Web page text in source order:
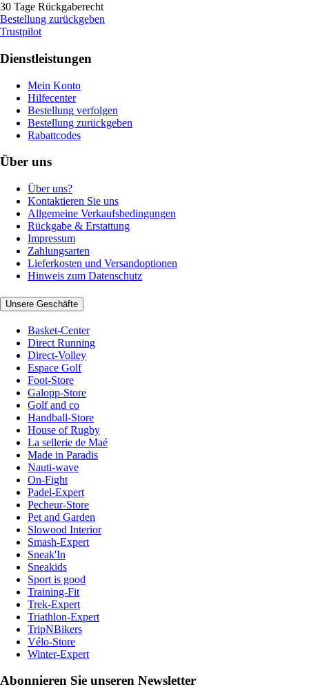
30 Tage Rückgaberecht
Bestellung zurückgeben
Trustpilot
Dienstleistungen
Mein Konto
Hilfecenter
Bestellung verfolgen
Bestellung zurückgeben
Rabattcodes
Über uns
Über uns?
Kontaktieren Sie uns
Allgemeine Verkaufsbedingungen
Rückgabe & Erstattung
Impressum
Zahlungsarten
Lieferkosten und Versandoptionen
Hinweis zum Datenschutz
Unsere Geschäfte
Basket-Center
Direct Running
Direct-Volley
Espace Golf
Foot-Store
Galopp-Store
Golf and co
Handball-Store
House of Rugby
La sellerie de Maé
Made in Paradis
Nauti-wave
On-Fight
Padel-Expert
Pecheur-Store
Pet and Garden
Slowood Interior
Smash-Expert
Sneak'In
Sneakids
Sport is good
Training-Fit
Trek-Expert
Triathlon-Expert
TripNBikers
Vélo-Store
Winter-Expert
Abonnieren Sie unseren Newsletter